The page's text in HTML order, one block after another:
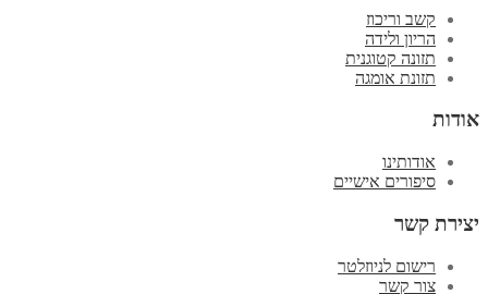
קשב וריכוז
הריון ולידה
תזונה קטוגנית
תזונת אומגה
אודות
אודותינו
סיפורים אישיים
יצירת קשר
רישום לניוזלטר
צור קשר